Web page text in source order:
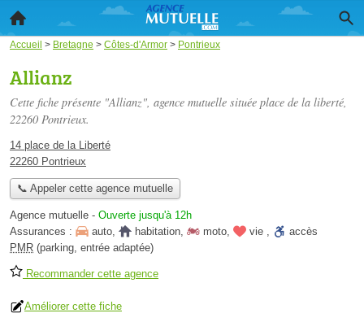
Accueil > Bretagne > Côtes-d'Armor > Pontrieux
Allianz
Cette fiche présente "Allianz", agence mutuelle située place de la liberté,
22260 Pontrieux.
14 place de la Liberté
22260 Pontrieux
📞 Appeler cette agence mutuelle
Agence mutuelle - Ouverte jusqu'à 12h
Assurances :
auto, habitation, moto, vie ,
accès
PMR (parking, entrée adaptée)
Recommander cette agence
Améliorer cette fiche